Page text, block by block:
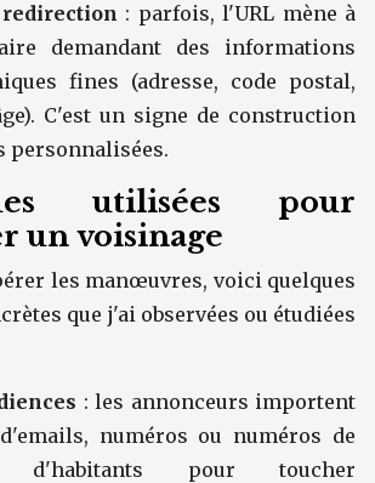
: parfois, l'URL mène à
demandant des informations
fines (adresse, code postal,
C'est un signe de construction
personnalisées.
utilisées pour
un voisinage
les manœuvres, voici quelques
que j'ai observées ou étudiées
: les annonceurs importent
numéros ou numéros de
d'habitants pour toucher